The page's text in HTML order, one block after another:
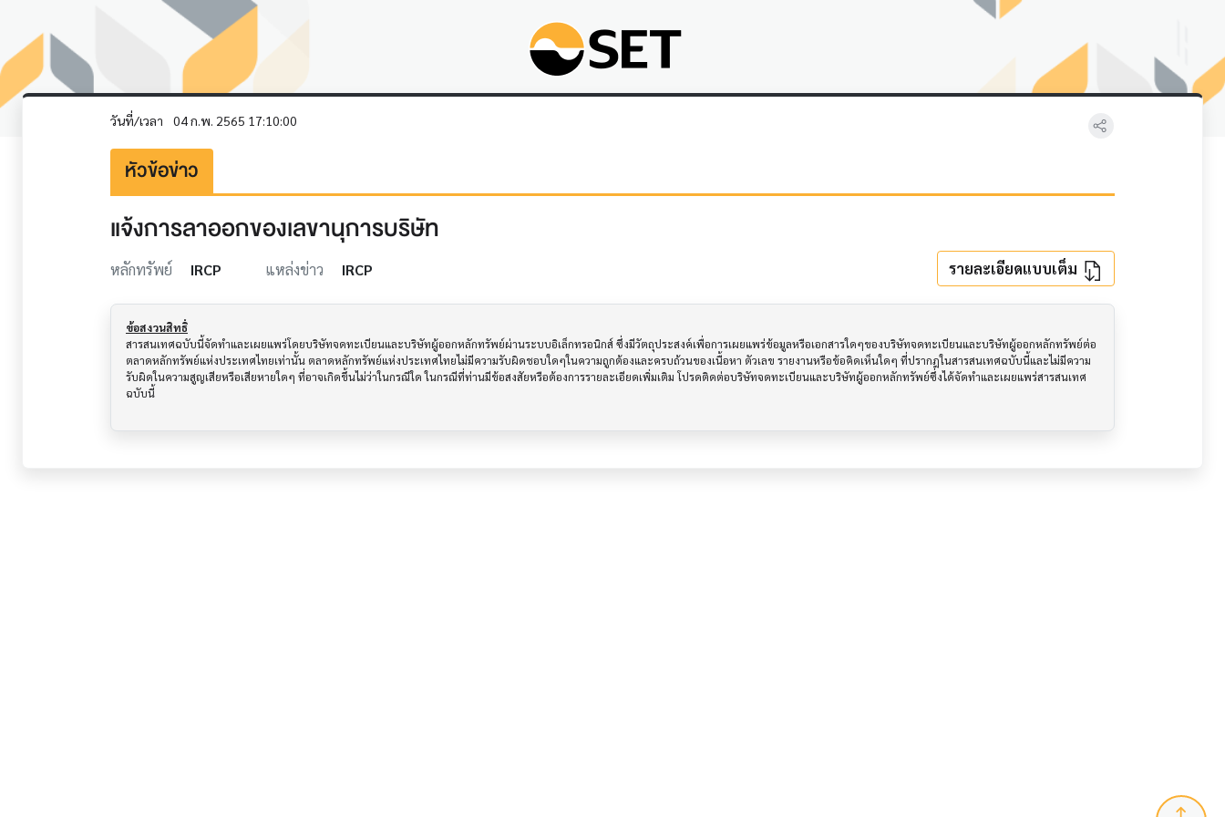
วันที่/เวลา 04 ก.พ. 2565 17:10:00
หัวข้อข่าว
แจ้งการลาออกของเลขานุการบริษัท
หลักทรัพย์ IRCP แหล่งข่าว IRCP รายละเอียดแบบเต็ม
ข้อสงวนสิทธิ์
สารสนเทศฉบับนี้จัดทำและเผยแพร่โดยบริษัทจดทะเบียนและบริษัทผู้ออกหลักทรัพย์ผ่านระบบอิเล็กทรอนิกส์ ซึ่งมีวัตถุประสงค์เพื่อการเผยแพร่ข้อมูลหรือเอกสารใดๆของบริษัทจดทะเบียนและบริษัทผู้ออกหลักทรัพย์ต่อ
ตลาดหลักทรัพย์แห่งประเทศไทยเท่านั้น ตลาดหลักทรัพย์แห่งประเทศไทยไม่มีความรับผิดชอบใดๆในความถูกต้องและครบถ้วนของเนื้อหา ตัวเลข รายงานหรือข้อคิดเห็นใดๆ ที่ปรากฎในสารสนเทศฉบับนี้และไม่มีความ
รับผิดในความสูญเสียหรือเสียหายใดๆ ที่อาจเกิดขึ้นไม่ว่าในกรณีใด ในกรณีที่ท่านมีข้อสงสัยหรือต้องการรายละเอียดเพิ่มเติม โปรดติดต่อบริษัทจดทะเบียนและบริษัทผู้ออกหลักทรัพย์ซึ่งได้จัดทำและเผยแพร่สารสนเทศ
ฉบับนี้